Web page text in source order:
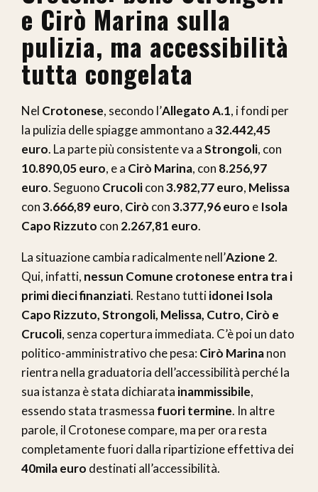
e Cirò Marina sulla
pulizia, ma accessibilità
tutta congelata
Nel Crotonese, secondo l’Allegato A.1, i fondi per
la pulizia delle spiagge ammontano a32.442,45
euro. La parte più consistente va aStrongoli, con
10.890,05 euro, e a Cirò Marina, con 8.256,97
euro. Seguono Crucolicon3.982,77 euro, Melissa
con3.666,89 euro, Cirò con3.377,96 euro e Isola
Capo Rizzuto con 2.267,81 euro.
La situazione cambia radicalmente nell’Azione 2.
Qui, infatti, nessun Comune crotonese entra tra i
primi dieci finanziati. Restano tuttiidonei Isola
Capo Rizzuto, Strongoli, Melissa, Cutro, Cirò e
Crucoli, senza copertura immediata. C’è poi un dato
politico-amministrativo che pesa: Cirò Marinanon
rientra nella graduatoria dell’accessibilità perché la
sua istanza è stata dichiarata inammissibile,
essendo stata trasmessa fuori termine. In altre
parole, il Crotonese compare, ma per ora resta
completamente fuori dalla ripartizione effettiva dei
40mila euro destinati all’accessibilità.